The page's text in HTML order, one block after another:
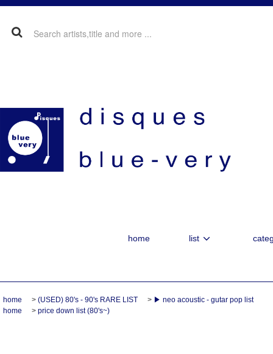
home list
home > (USED) 80's - 90's RARE LIST > ▶ neo acoustic - gutar pop list
home
> price down list (80's~)